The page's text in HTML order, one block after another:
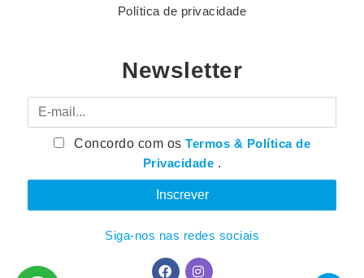
Política de privacidade
Newsletter
E-mail
Concordo com osTermos & Política de
Privacidade .
Siga-nos nas redes sociais